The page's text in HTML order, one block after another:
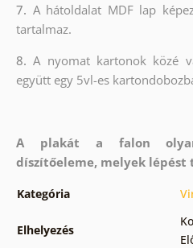
7. A hátoldalat MDF lap
tartalmaz.
8.A nyomat kartonok közé
együtt egy 5vl-es
A plakát a falon
díszítőeleme, melyek
Kategória
Elhelyezés